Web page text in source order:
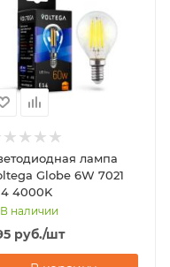
лампа
Globe 6W 7021
4000K
В наличии
руб./шт